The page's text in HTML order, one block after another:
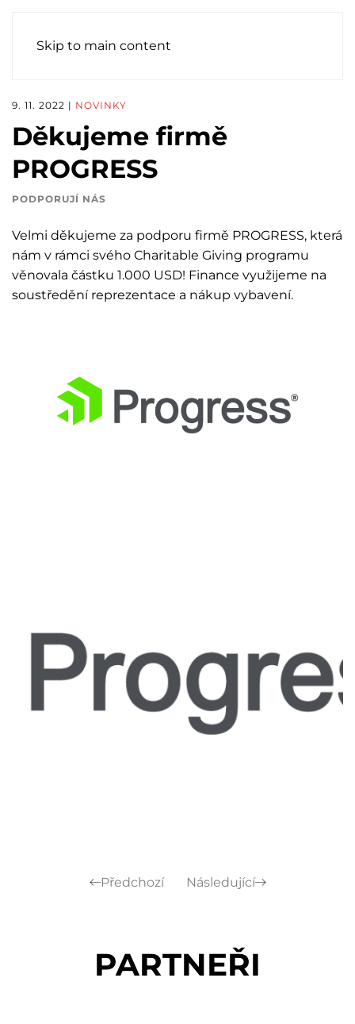
Skip to main content
9. 11. 2022 | NOVINKY
Děkujeme firmě
PROGRESS
PODPORUJÍ NÁS
Velmi děkujeme za podporu firmě PROGRESS, která
nám v rámci svého Charitable Giving programu
věnovala částku 1.000 USD! Finance využijeme na
soustředění reprezentace a nákup vybavení.
Předchozí Následující
PARTNEŘI